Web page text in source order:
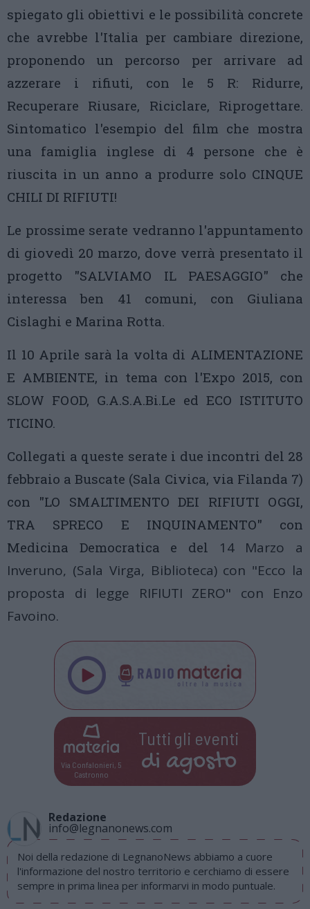
spiegato gli obiettivi e le possibilità concrete
che avrebbe l'Italia per cambiare direzione,
proponendo un percorso per arrivare ad
azzerare i rifiuti, con le 5 R: Ridurre,
Recuperare Riusare, Riciclare, Riprogettare.
Sintomatico l'esempio del film che mostra
una famiglia inglese di 4 persone che è
riuscita in un anno a produrre solo CINQUE
CHILI DI RIFIUTI!
Le prossime serate vedranno l'appuntamento
di giovedì 20 marzo, dove verrà presentato il
progetto "SALVIAMO IL PAESAGGIO" che
interessa ben 41 comuni, con Giuliana
Cislaghi e Marina Rotta.
Il 10 Aprile sarà la volta di ALIMENTAZIONE
E AMBIENTE, in tema con l'Expo 2015, con
SLOW FOOD, G.A.S.A.Bi.Le ed ECO ISTITUTO
TICINO.
Collegati a queste serate i due incontri del 28
febbraio a Buscate (Sala Civica, via Filanda 7)
con "LO SMALTIMENTO DEI RIFIUTI OGGI,
TRA SPRECO E INQUINAMENTO" con
Medicina Democratica e del 14 Marzo a
Inveruno, (Sala Virga, Biblioteca) con "Ecco la
proposta di legge RIFIUTI ZERO" con Enzo
Favoino.
Via Confalonieri, 5
Castronno
Tutti gli eventi
di agosto
Redazione
info@legnanonews.com
Noi della redazione di LegnanoNews abbiamo a cuore
l'informazione del nostro territorio e cerchiamo di essere
sempre in prima linea per informarvi in modo puntuale.